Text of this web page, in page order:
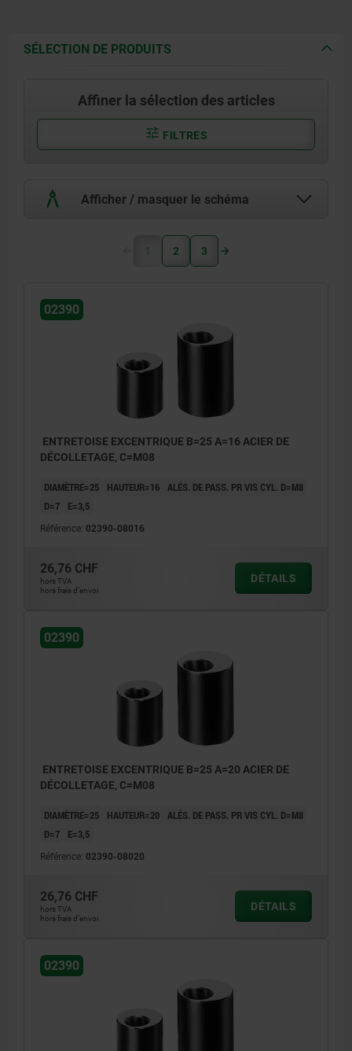
SÉLECTION DE PRODUITS
Affiner la sélection des articles
FILTRES
Afficher / masquer le schéma
1 2 3
02390
ENTRETOISE EXCENTRIQUE B=25 A=16 ACIER DE
DÉCOLLETAGE, C=M08
DIAMÈTRE=25 HAUTEUR=16 ALÉS. DE PASS. PR VIS CYL. D=M8
D=7
E=3,5
Référence: 02390-08016
26,76 CHF
hors TVA
hors frais d’envoi
DÉTAILS
02390
ENTRETOISE EXCENTRIQUE B=25 A=20 ACIER DE
DÉCOLLETAGE, C=M08
DIAMÈTRE=25 HAUTEUR=20 ALÉS. DE PASS. PR VIS CYL. D=M8
D=7
E=3,5
Référence: 02390-08020
26,76 CHF
hors TVA
hors frais d’envoi
DÉTAILS
02390